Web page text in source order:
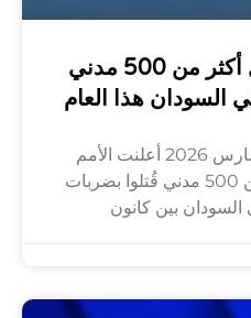
الأمم المتحدة: مقتل أكثر من 500 مدني
هذا العام
أ ف ب/ مدار: 24 آذار/ مارس 2026 أعلنت الأمم
المتحدة الثلاثاء أن أكثر من 500 مدني قُتلوا بضربات
بين كانون